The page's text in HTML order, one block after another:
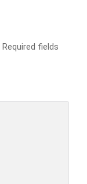
Required fields